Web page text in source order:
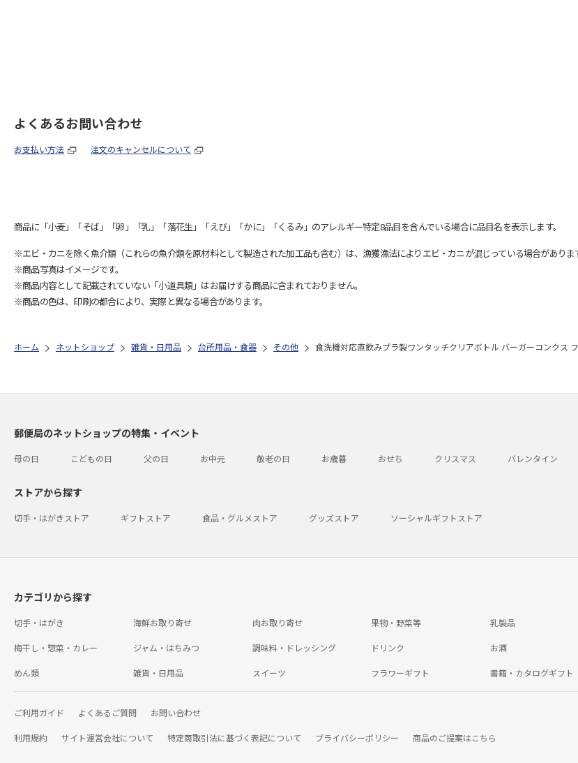
よくあるお問い合わせ
お支払い方法 注文のキャンセルについて
商品に「小麦」「そば」「卵」「乳」「落花生」「えび」「かに」「くるみ」のアレルギー特定8品目を含んでいる場合に品目名を表示します。
※エビ・カニを除く魚介類（これらの魚介類を原材料として製造された加工品も含む）は、漁獲漁法によりエビ・カニが混じっている場合があり
※商品写真はイメージです。
※商品内容として記載されていない「小道具類」はお届けする商品に含まれておりません。
※商品の色は、印刷の都合により、実際と異なる場合があります。
ホーム ネットショップ 雑貨・日用品 台所用品・食器 その他 食洗機対応直飲みプラ製ワンタッチクリアボトル バーガーコンクス
郵便局のネットショップの特集・イベント
母の日 こどもの日 父の日 お中元 敬老の日 お歳暮 おせち クリスマス バレンタイン
ストアから探す
切手・はがきストア ギフトストア 食品・グルメストア グッズストア ソーシャルギフトストア
カテゴリから探す
切手・はがき 海鮮お取り寄せ 肉お取り寄せ 果物・野菜等 乳製品
梅干し・惣菜・カレー ジャム・はちみつ 調味料・ドレッシング ドリンク お酒
めん類 雑貨・日用品 スイーツ フラワーギフト 書籍・カタログギフト
ご利用ガイド よくあるご質問 お問い合わせ
利用規約 サイト運営会社について 特定商取引法に基づく表記について プライバシーポリシー 商品のご提案はこちら